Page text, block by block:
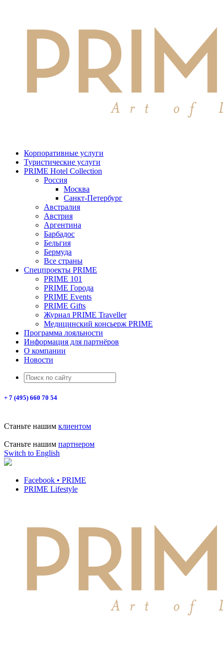
Корпоративные услуги
Туристические услуги
PRIME Hotel Collection
Россия
Москва
Санкт-Петербург
Австралия
Австрия
Аргентина
Барбадос
Бельгия
Бермуда
Все страны
Спецпроекты PRIME
PRIME 101
PRIME Города
PRIME Events
PRIME Gifts
Журнал PRIME Traveller
Медицинский консьерж PRIME
Программа лояльности
Информация для партнёров
О компании
Новости
+ 7 (495) 660 70 54
Станьте нашим клиентом
Станьте нашим партнером
Switch to English
Facebook • PRIME
PRIME Lifestyle